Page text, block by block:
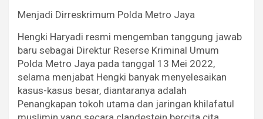
Menjadi Dirreskrimum Polda Metro Jaya
Hengki Haryadi resmi mengemban tanggung jawab
baru sebagai Direktur Reserse Kriminal Umum
Polda Metro Jaya pada tanggal 13 Mei 2022,
selama menjabat Hengki banyak menyelesaikan
kasus-kasus besar, diantaranya adalah
Penangkapan tokoh utama dan jaringan khilafatul